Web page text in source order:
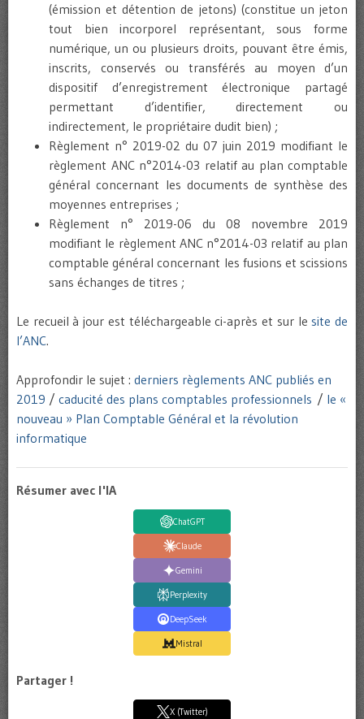
(émission et détention de jetons) (constitue un jeton
tout bien incorporel représentant, sous forme
numérique, un ou plusieurs droits, pouvant être émis,
inscrits, conservés ou transférés au moyen d’un
dispositif d’enregistrement électronique partagé
permettant d’identifier, directement ou
indirectement, le propriétaire dudit bien) ;
Règlement n° 2019-02 du 07 juin 2019 modifiant le
règlement ANC n°2014-03 relatif au plan comptable
général concernant les documents de synthèse des
moyennes entreprises ;
Règlement n° 2019-06 du 08 novembre 2019
modifiant le règlement ANC n°2014-03 relatif au plan
comptable général concernant les fusions et scissions
sans échanges de titres ;
Le recueil à jour est téléchargeable ci-après et sur lesite de
l’ANC.
Approfondir le sujet : derniers règlements ANC publiés en
2019 / caducité des plans comptables professionnels / le «
nouveau » Plan Comptable Général et la révolution
informatique
Résumer avec l'IA
ChatGPT
Claude
Gemini
Perplexity
DeepSeek
Mistral
Partager !
X (Twitter)